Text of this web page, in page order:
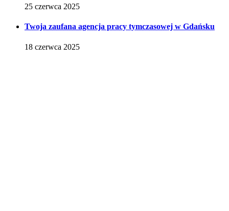
25 czerwca 2025
Twoja zaufana agencja pracy tymczasowej w Gdańsku
18 czerwca 2025